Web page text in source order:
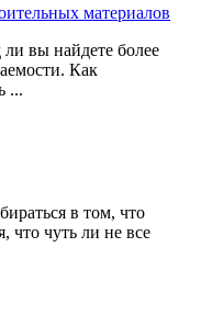
вы найдете более
Как
...
в том, что
что чуть ли не все